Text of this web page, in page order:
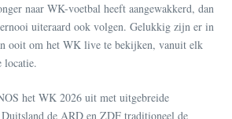
naar WK-voetbal heeft aangewakkerd, dan
uiteraard ook volgen. Gelukkig zijn er in
ooit om het WK live te bekijken, vanuit elk
locatie.
het WK 2026 uit met uitgebreide
de ARD en ZDF traditioneel de